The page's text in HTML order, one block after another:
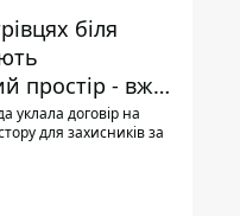
біля
простір - вже
уклала договір на
для захисників за